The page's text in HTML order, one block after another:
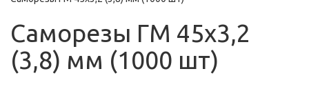
Саморезы ГМ 45х3,2
(3,8) мм (1000 шт)